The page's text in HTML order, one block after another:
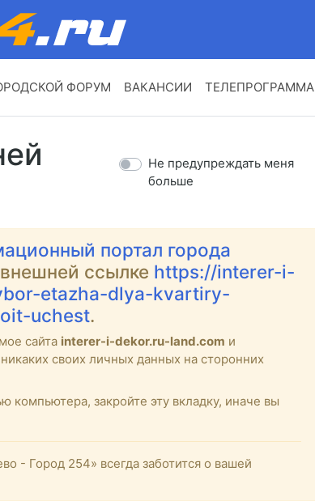
ФОРУМ ВАКАНСИИ ТЕЛЕПРОГРАММА
Не предупреждать меня
больше
портал города
ссылке https://interer-i-
etazha-dlya-kvartiry-
uchest.
сайта interer-i-dekor.ru-land.com и
никаких своих личных данных на сторонних
компьютера, закройте эту вкладку, иначе вы
- Город 254» всегда заботится о вашей